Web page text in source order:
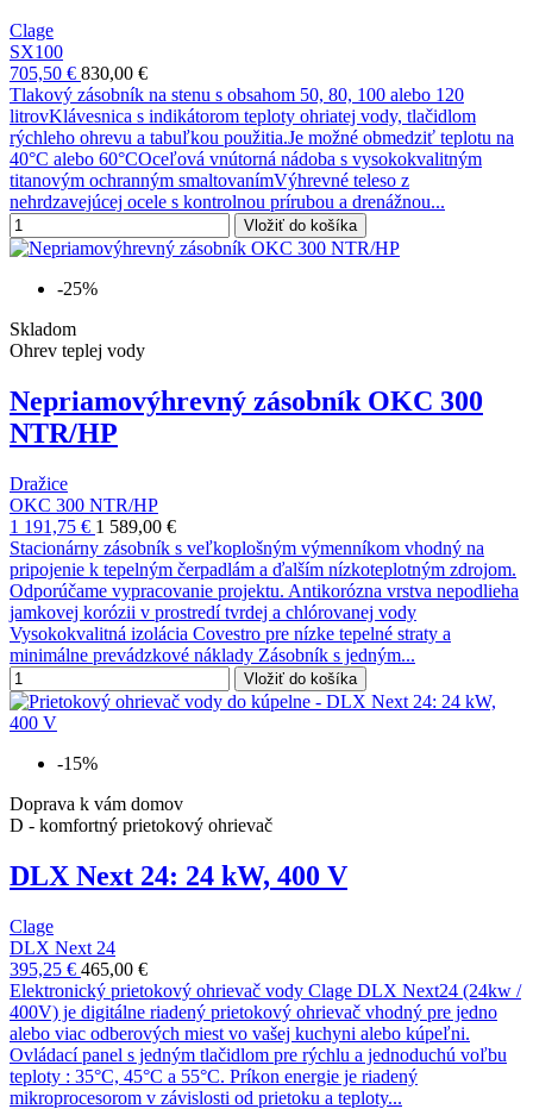
Clage
SX100
705,50 € 830,00 €
Tlakový zásobník na stenu s obsahom 50, 80, 100 alebo 120
litrovKlávesnica s indikátorom teploty ohriatej vody, tlačidlom
rýchleho ohrevu a tabuľkou použitia.Je možné obmedziť teplotu na
40°C alebo 60°COceľová vnútorná nádoba s vysokokvalitným
titanovým ochranným smaltovanímVýhrevné teleso z
nehrdzavejúcej ocele s kontrolnou prírubou a drenážnou...
Vložiť do košíka
-25%
Skladom
Ohrev teplej vody
Nepriamovýhrevný zásobník OKC 300
NTR/HP
Dražice
OKC 300 NTR/HP
1 191,75 € 1 589,00 €
Stacionárny zásobník s veľkoplošným výmenníkom vhodný na
pripojenie k tepelným čerpadlám a ďalším nízkoteplotným zdrojom.
Odporúčame vypracovanie projektu. Antikorózna vrstva nepodlieha
jamkovej korózii v prostredí tvrdej a chlórovanej vody
Vysokokvalitná izolácia Covestro pre nízke tepelné straty a
minimálne prevádzkové náklady Zásobník s jedným...
Vložiť do košíka
-15%
Doprava k vám domov
D - komfortný prietokový ohrievač
DLX Next 24: 24 kW, 400 V
Clage
DLX Next 24
395,25 € 465,00 €
Elektronický prietokový ohrievač vody Clage DLX Next24 (24kw /
400V) je digitálne riadený prietokový ohrievač vhodný pre jedno
alebo viac odberových miest vo vašej kuchyni alebo kúpeľni.
Ovládací panel s jedným tlačidlom pre rýchlu a jednoduchú voľbu
teploty : 35°C, 45°C a 55°C. Príkon energie je riadený
mikroprocesorom v závislosti od prietoku a teploty...